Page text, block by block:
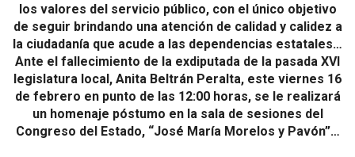
los valores del servicio público, con el único objetivo
de seguir brindando una atención de calidad y calidez a
la ciudadanía que acude a las dependencias estatales…
Ante el fallecimiento de la exdiputada de la pasada XVI
legislatura local, Anita Beltrán Peralta, este viernes 16
de febrero en punto de las 12:00 horas, se le realizará
un homenaje póstumo en la sala de sesiones del
Congreso del Estado, “José María Morelos y Pavón”…